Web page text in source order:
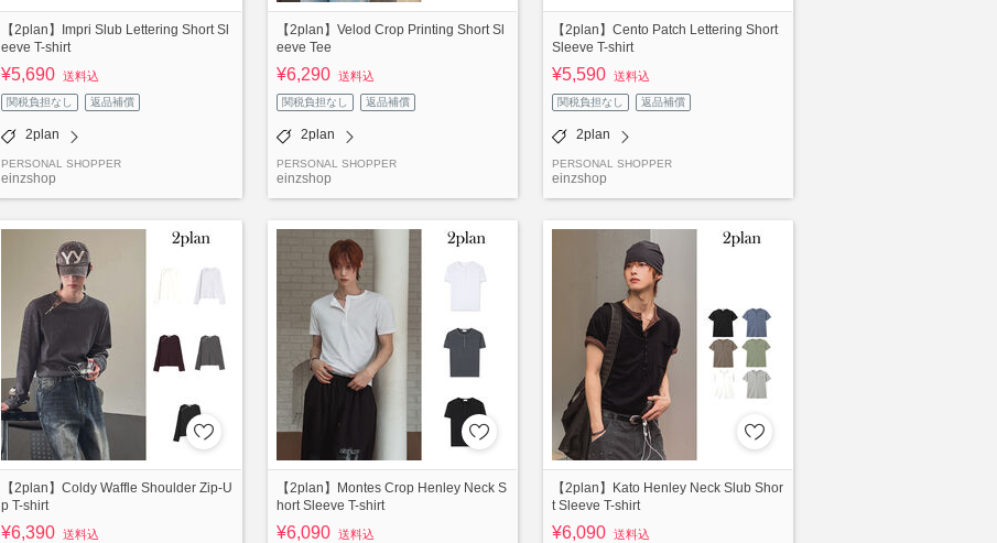
【2plan】Impri Slub Lettering Short Sl
eeve T-shirt
¥5,690 送料込
関税負担なし 返品補償
2plan
PERSONAL SHOPPER
einzshop
【2plan】Velod Crop Printing Short Sl
eeve Tee
¥6,290 送料込
関税負担なし 返品補償
2plan
PERSONAL SHOPPER
einzshop
【2plan】Cento Patch Lettering Short
Sleeve T-shirt
¥5,590 送料込
関税負担なし 返品補償
2plan
PERSONAL SHOPPER
einzshop
【2plan】Coldy Waffle Shoulder Zip-U
p T-shirt
¥6,390 送料込
【2plan】Montes Crop Henley Neck S
hort Sleeve T-shirt
¥6,090 送料込
【2plan】Kato Henley Neck Slub Shor
t Sleeve T-shirt
¥6,090 送料込